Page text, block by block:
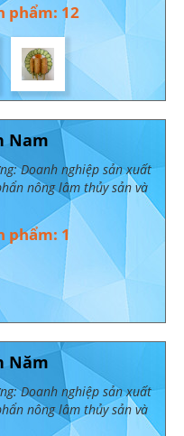
phẩm: 12
Nam
Doanh nghiệp sản xuất
nông lâm thủy sản và
phẩm: 1
Năm
Doanh nghiệp sản xuất
nông lâm thủy sản và